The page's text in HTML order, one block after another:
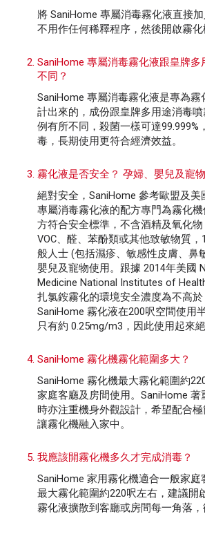
將 SaniHome 專屬消毒霧化液直接
不用作任何稀釋程序，然後開啟霧化
SaniHome 專屬消毒霧化液跟皇牌多
不同？
SaniHome 專屬消毒霧化液是專為霧
計出來的，成份跟皇牌多用途消毒
例有所不同，殺菌一樣可達99.999%
毒，長期使用更符合經濟效益。
霧化液是否安全？ 孕婦、嬰兒及寵
絕對安全，SaniHome 參考歐盟及
專屬消毒霧化液的配方專門為霧化
方符合安全標準，不含酒精及氧化
VOC、醛、苯酚類或其他致敏物質，
般人士 (包括濕疹、敏感性皮膚、鼻
嬰兒及寵物使用。跟據 2014年美國
Medicine National Institutes of
扎氯銨霧化的環境安全濃度為不高
SaniHome 霧化液在200呎空間使用
只有約 0.25mg/m3，因此使用起來絕
SaniHome 霧化機霧化範圍多大？
SaniHome 霧化機最大霧化範圍約
家庭客廳及房間使用。SaniHome 著
時亦注重機身外觀設計，希望配合極
讓霧化機融入家中。
我應該開霧化機多久才完成消毒？
SaniHome 家用霧化機適合一般家庭
最大霧化範圍約220呎左右，建議開
霧化液擴散到客廳或房間每一角落，